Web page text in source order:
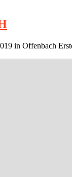
in Offenbach